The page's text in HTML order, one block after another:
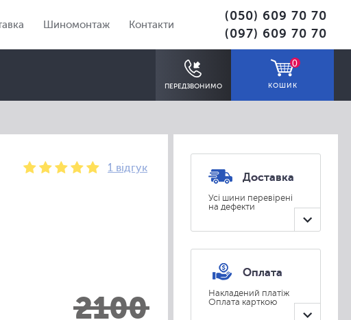
Шиномонтаж Контакти
(050) 609 70 70
(097) 609 70 70
ПЕРЕДЗВОНИМО
0
КОШИК
1 відгук
2100
Доставка
Усі шини перевірені
на дефекти
Оплата
Накладений платіж
Оплата карткою